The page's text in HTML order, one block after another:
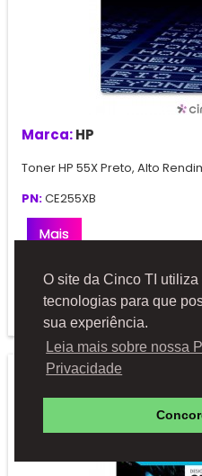
O site da Cinco TI
tecnologias para que
sua experiência.
Leia mais sobre nossa
Privacidade
Marca:HP
Toner HP 55X Preto, Alto
PN:CE255XB
Mais
Solicitar Orçamento
Adicionar à